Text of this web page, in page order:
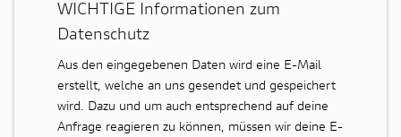
WICHTIGE Informationen zum
Datenschutz
Aus den eingegebenen Daten wird eine E-Mail
erstellt, welche an uns gesendet und gespeichert
wird. Dazu und um auch entsprechend auf deine
Anfrage reagieren zu können, müssen wir deine E-